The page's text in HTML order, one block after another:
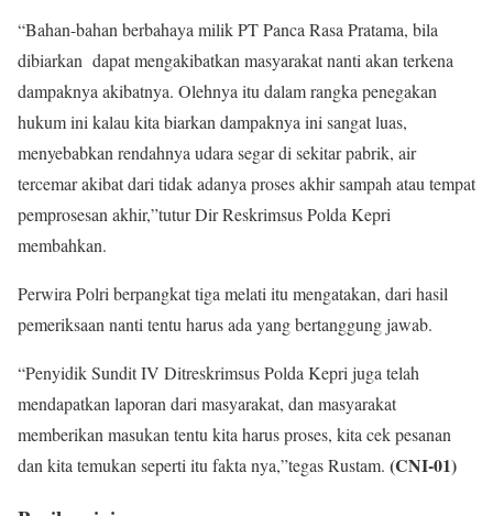
“Bahan-bahan berbahaya milik PT Panca Rasa Pratama, bila
dibiarkan dapat mengakibatkan masyarakat nanti akan terkena
dampaknya akibatnya. Olehnya itu dalam rangka penegakan
hukum ini kalau kita biarkan dampaknya ini sangat luas,
menyebabkan rendahnya udara segar di sekitar pabrik, air
tercemar akibat dari tidak adanya proses akhir sampah atau tempat
pemprosesan akhir,”tutur Dir Reskrimsus Polda Kepri
membahkan.
Perwira Polri berpangkat tiga melati itu mengatakan, dari hasil
pemeriksaan nanti tentu harus ada yang bertanggung jawab.
“Penyidik Sundit IV Ditreskrimsus Polda Kepri juga telah
mendapatkan laporan dari masyarakat, dan masyarakat
memberikan masukan tentu kita harus proses, kita cek pesanan
dan kita temukan seperti itu fakta nya,”tegas Rustam. (CNI-01)